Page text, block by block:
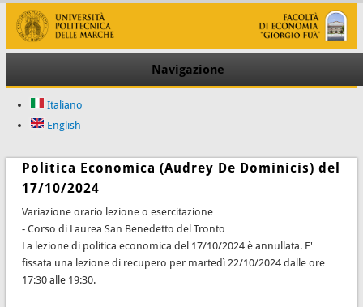
Navigazione
Italiano
English
Politica Economica (Audrey De Dominicis) del
17/10/2024
Variazione orario lezione o esercitazione
- Corso di Laurea San Benedetto del Tronto
La lezione di politica economica del 17/10/2024 è annullata. E'
fissata una lezione di recupero per martedì22/10/2024 dalle ore
17:30 alle 19:30.